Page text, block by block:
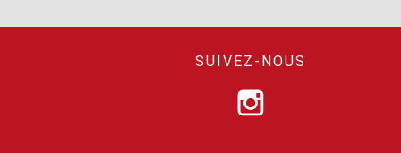
SUIVEZ-NOUS